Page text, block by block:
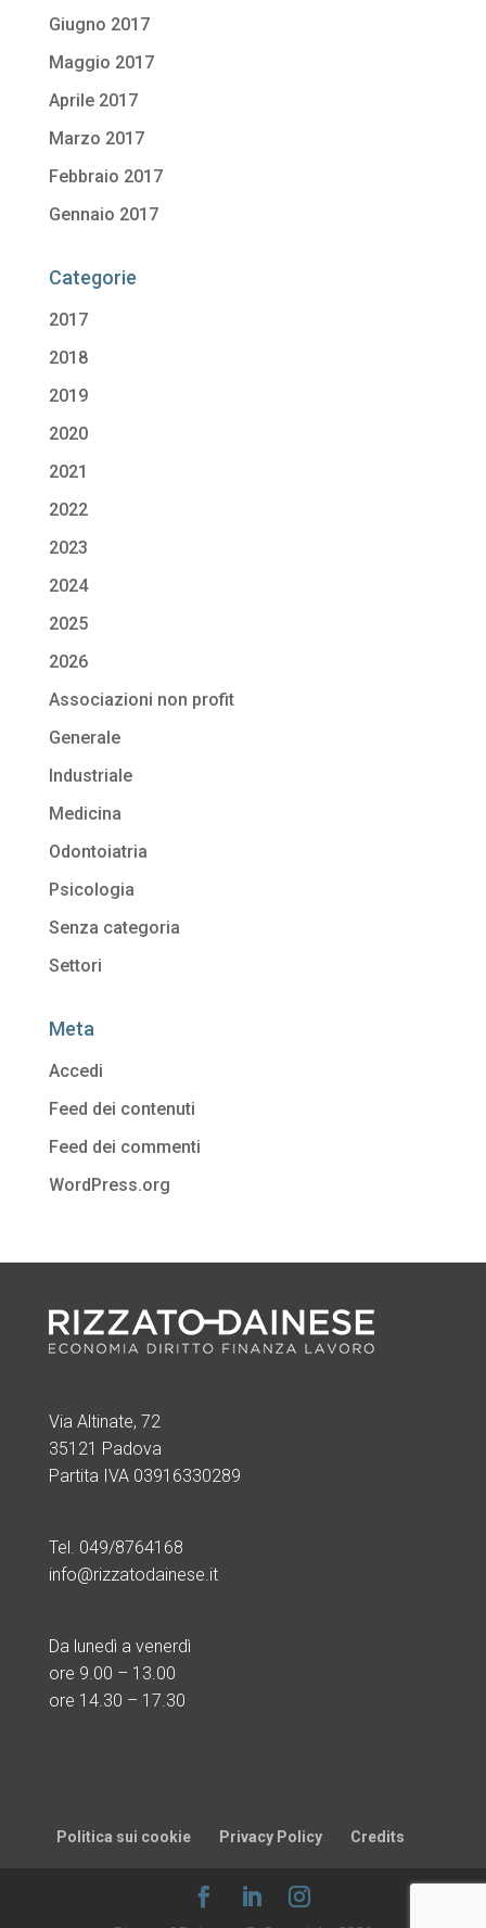
Giugno 2017
Maggio 2017
Aprile 2017
Marzo 2017
Febbraio 2017
Gennaio 2017
Categorie
2017
2018
2019
2020
2021
2022
2023
2024
2025
2026
Associazioni non profit
Generale
Industriale
Medicina
Odontoiatria
Psicologia
Senza categoria
Settori
Meta
Accedi
Feed dei contenuti
Feed dei commenti
WordPress.org
Via Altinate, 72
35121 Padova
Partita IVA 03916330289
Tel. 049/8764168
info@rizzatodainese.it
Da lunedì a venerdì
ore 9.00 – 13.00
ore 14.30 – 17.30
Politica sui cookie Privacy Policy Credits